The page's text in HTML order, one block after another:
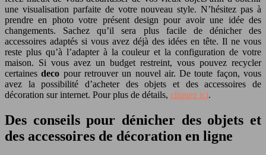
une visualisation parfaite de votre nouveau style. N’hésitez pas à
prendre en photo votre présent design pour avoir une idée des
changements. Sachez qu’il sera plus facile de dénicher des
accessoires adaptés si vous avez déjà des idées en tête. Il ne vous
reste plus qu’à l’adapter à la couleur et la configuration de votre
maison. Si vous avez un budget restreint, vous pouvez recycler
certainesdeco pour retrouver un nouvel air. De toute façon, vous
avez la possibilité d’acheter des objets et des accessoires de
décoration sur internet. Pour plus de détails, cliquez ici.
Des conseils pour dénicher des objets et
des accessoires de décoration en ligne